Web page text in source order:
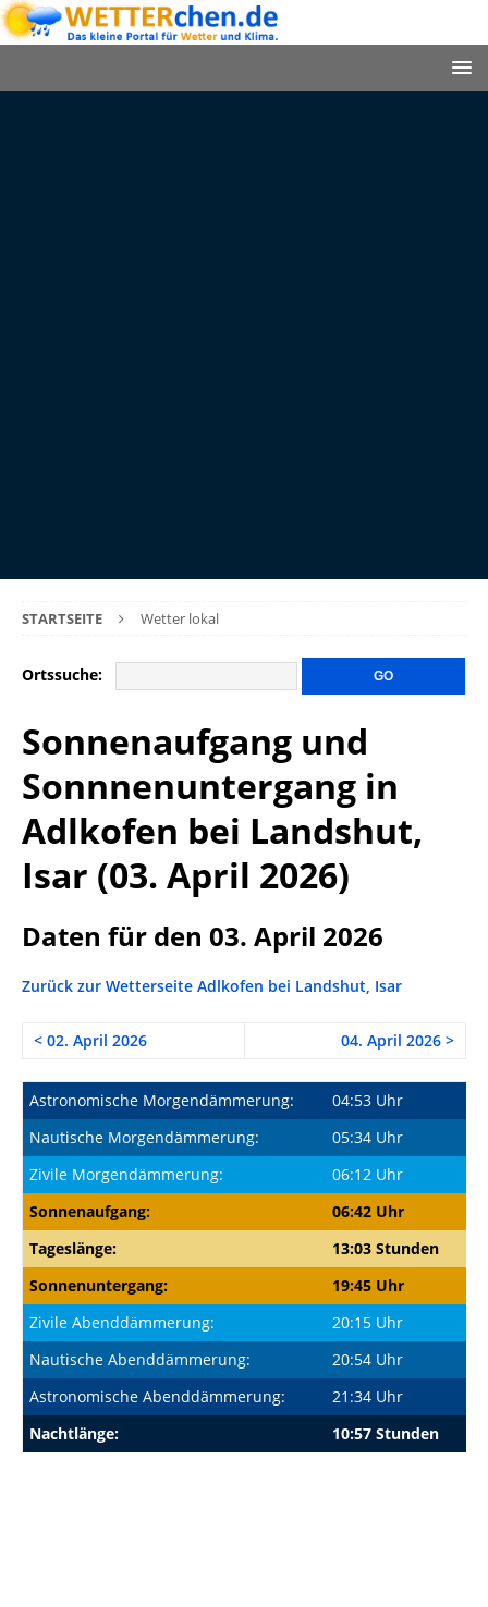
STARTSEITE Wetter lokal
Ortssuche:
Sonnenaufgang und
Sonnnenuntergang in
Adlkofen bei Landshut,
Isar (03. April 2026)
Daten für den 03. April 2026
Zurück zur Wetterseite Adlkofen bei Landshut, Isar
< 02. April 2026 04. April 2026 >
Astronomische Morgendämmerung:
04:53 Uhr
Nautische Morgendämmerung:
05:34 Uhr
Zivile Morgendämmerung:
06:12 Uhr
Sonnenaufgang:
06:42 Uhr
Tageslänge:
13:03 Stunden
Sonnenuntergang:
19:45 Uhr
Zivile Abenddämmerung:
20:15 Uhr
Nautische Abenddämmerung:
20:54 Uhr
Astronomische Abenddämmerung:
21:34 Uhr
Nachtlänge:
10:57 Stunden